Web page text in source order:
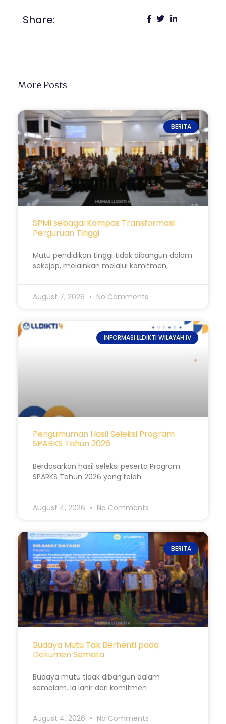
Share:
More Posts
BERITA
SPMI sebagai Kompas Transformasi
Perguruan Tinggi
Mutu pendidikan tinggi tidak dibangun dalam
sekejap, melainkan melalui komitmen,
August 7, 2026 No Comments
INFORMASI LLDIKTI WILAYAH IV
Pengumuman Hasil Seleksi Program
SPARKS Tahun 2026
Berdasarkan hasil seleksi peserta Program
SPARKS Tahun 2026 yang telah
August 4, 2026 No Comments
BERITA
Budaya Mutu Tak Berhenti pada
Dokumen Semata
Budaya mutu tidak dibangun dalam
semalam. Ia lahir dari komitmen
August 4, 2026 No Comments